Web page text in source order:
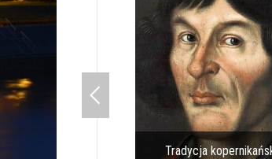
Tradycja